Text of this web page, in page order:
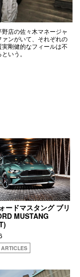
店の佐々木マネージャ
ンがいて、それぞれの
剛健的なフィールは不
いう。
ードマスタング ブリ
MUSTANG